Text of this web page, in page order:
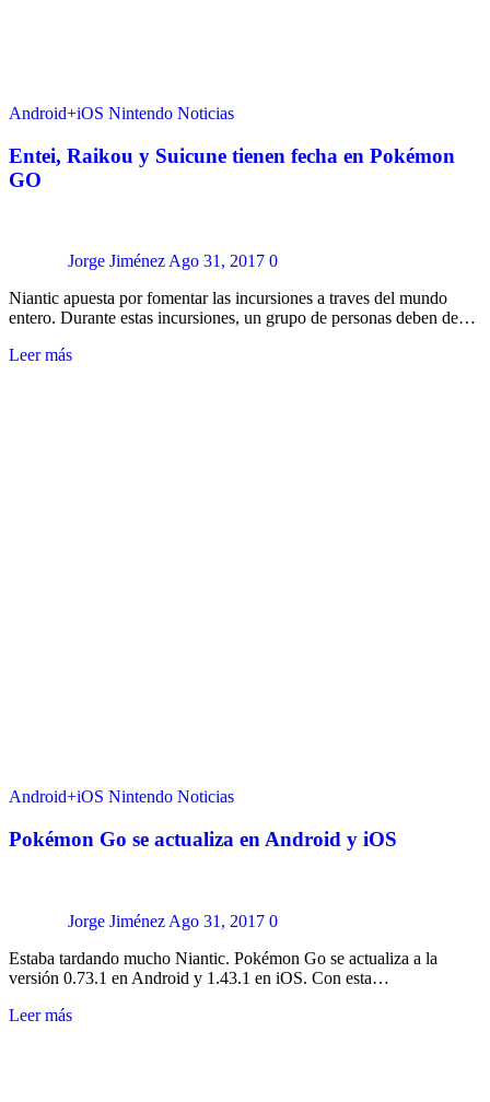
Android+iOS Nintendo Noticias
Entei, Raikou y Suicune tienen fecha en Pokémon
GO
Jorge Jiménez Ago 31, 2017 0
Niantic apuesta por fomentar las incursiones a traves del mundo
entero. Durante estas incursiones, un grupo de personas deben de…
Leer más
Android+iOS Nintendo Noticias
Pokémon Go se actualiza en Android y iOS
Jorge Jiménez Ago 31, 2017 0
Estaba tardando mucho Niantic. Pokémon Go se actualiza a la
versión 0.73.1 en Android y 1.43.1 en iOS. Con esta…
Leer más